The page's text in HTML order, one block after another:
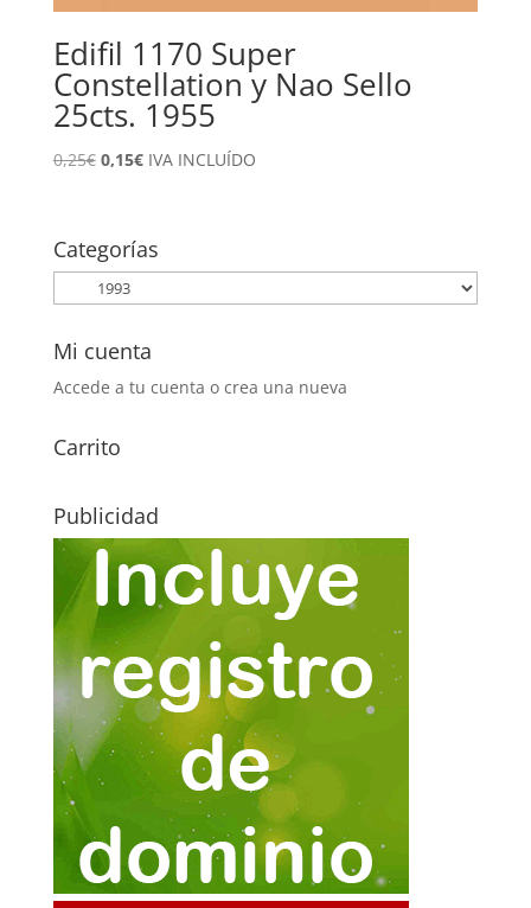
Edifil 1170 Super
Constellation y Nao Sello
25cts. 1955
0,25€ El
era:
0,25€.
0,15€El
es:
0,15€.
IVA INCLUÍDO
Categorías
Mi cuenta
Accede a tu cuenta o crea una nueva
Carrito
Publicidad